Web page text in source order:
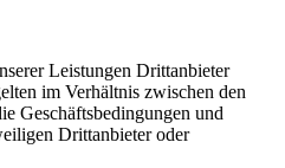
Leistungen Drittanbieter
im Verhältnis zwischen den
Geschäftsbedingungen und
Drittanbieter oder